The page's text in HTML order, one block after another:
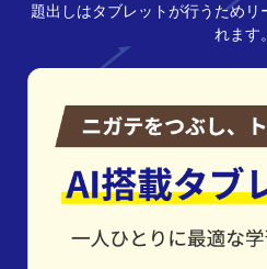
題出しはタブレットが行うため
れます。